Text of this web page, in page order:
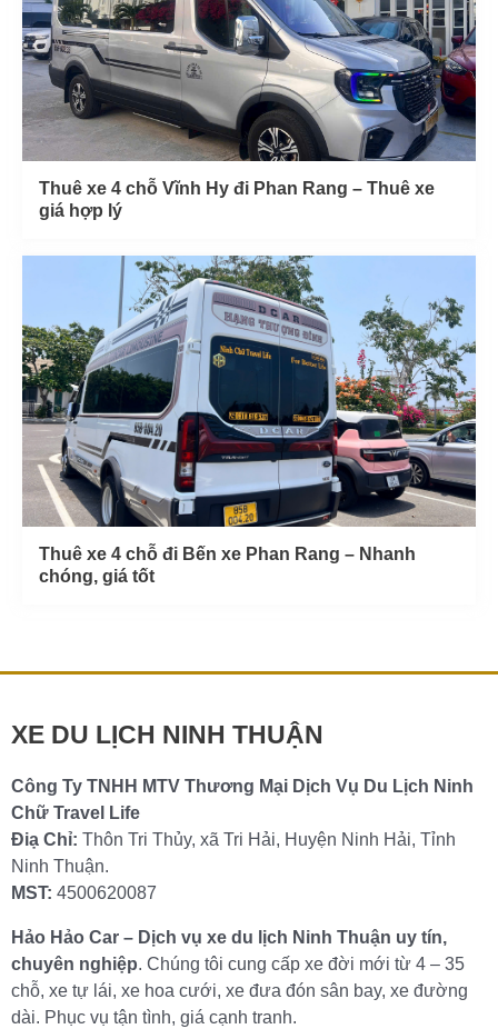
Thuê xe 4 chỗ Vĩnh Hy đi Phan Rang – Thuê xe
giá hợp lý
Thuê xe 4 chỗ đi Bến xe Phan Rang – Nhanh
chóng, giá tốt
XE DU LỊCH NINH THUẬN
Công Ty TNHH MTV Thương Mại Dịch Vụ Du Lịch Ninh
Chữ Travel Life
Điạ Chỉ: Thôn Tri Thủy, xã Tri Hải, Huyện Ninh Hải, Tỉnh
Ninh Thuận.
MST: 4500620087
Hảo Hảo Car – Dịch vụ xe du lịch Ninh Thuận uy tín,
chuyên nghiệp. Chúng tôi cung cấp xe đời mới từ 4 – 35
chỗ, xe tự lái, xe hoa cưới, xe đưa đón sân bay, xe đường
dài. Phục vụ tận tình, giá cạnh tranh.